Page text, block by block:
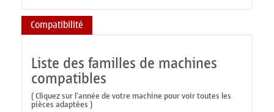
Compatibilité
Liste des familles de machines
compatibles
( Cliquez sur l'année de votre machine pour voir toutes les
pièces adaptées )